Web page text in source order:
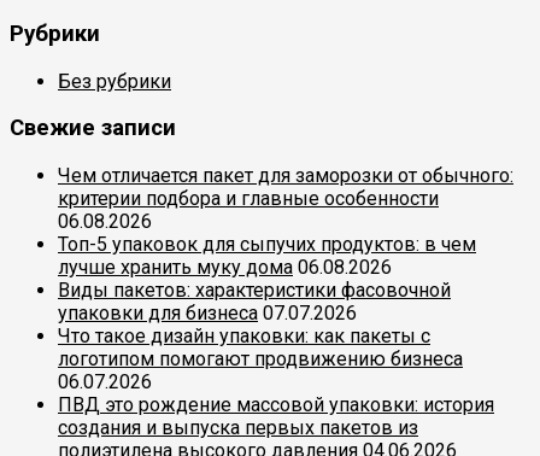
Рубрики
Без рубрики
Свежие записи
Чем отличается пакет для заморозки от обычного:
критерии подбора и главные особенности
06.08.2026
Топ-5 упаковок для сыпучих продуктов: в чем
лучше хранить муку дома 06.08.2026
Виды пакетов: характеристики фасовочной
упаковки для бизнеса 07.07.2026
Что такое дизайн упаковки: как пакеты с
логотипом помогают продвижению бизнеса
06.07.2026
ПВД это рождение массовой упаковки: история
создания и выпуска первых пакетов из
полиэтилена высокого давления 04.06.2026